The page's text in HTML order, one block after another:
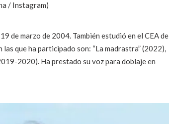
/ Instagram)
de marzo de 2004. También estudió en el CEA de
que ha participado son: “La madrastra” (2022),
2020). Ha prestado su voz para doblaje en